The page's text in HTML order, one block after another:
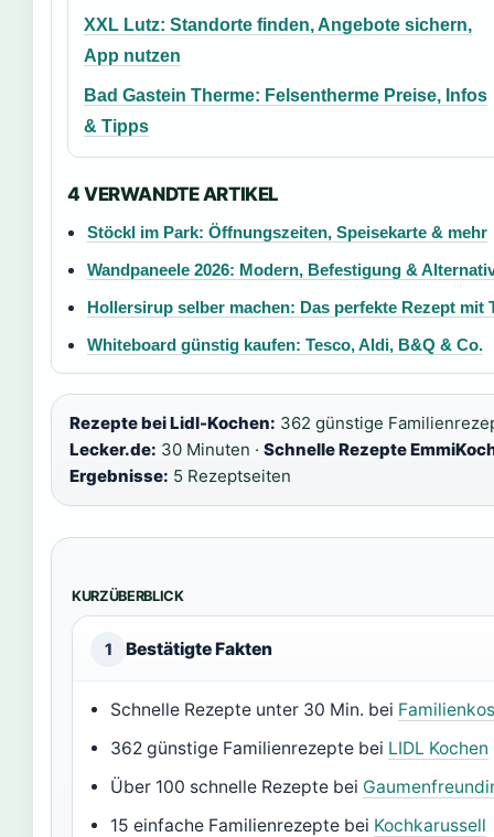
XXL Lutz: Standorte finden, Angebote sichern,
App nutzen
Bad Gastein Therme: Felsentherme Preise, Infos
& Tipps
4 VERWANDTE ARTIKEL
Stöckl im Park: Öffnungszeiten, Speisekarte & mehr
Wandpaneele 2026: Modern, Befestigung &
Hollersirup selber machen: Das perfekte Rezept mit
Whiteboard günstig kaufen: Tesco, Aldi, B&Q & Co.
Rezepte bei Lidl-Kochen: 362 günstige
Lecker.de: 30 Minuten · Schnelle Rezepte
Ergebnisse: 5 Rezeptseiten
KURZÜBERBLICK
1 Bestätigte Fakten
Schnelle Rezepte unter 30 Min. bei
362 günstige Familienrezepte bei LIDL Kochen
Über 100 schnelle Rezepte bei
15 einfache Familienrezepte bei Kochkarussell